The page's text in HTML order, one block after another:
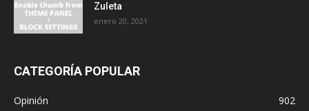
Zuleta
enero 20, 2021
CATEGORÍA POPULAR
Opinión
902